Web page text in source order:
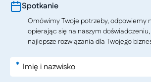
Spotkanie
Omówimy Twoje potrzeby, odpowiemy
opierając się na naszym
najlepsze rozwiązania dla Twojego
*